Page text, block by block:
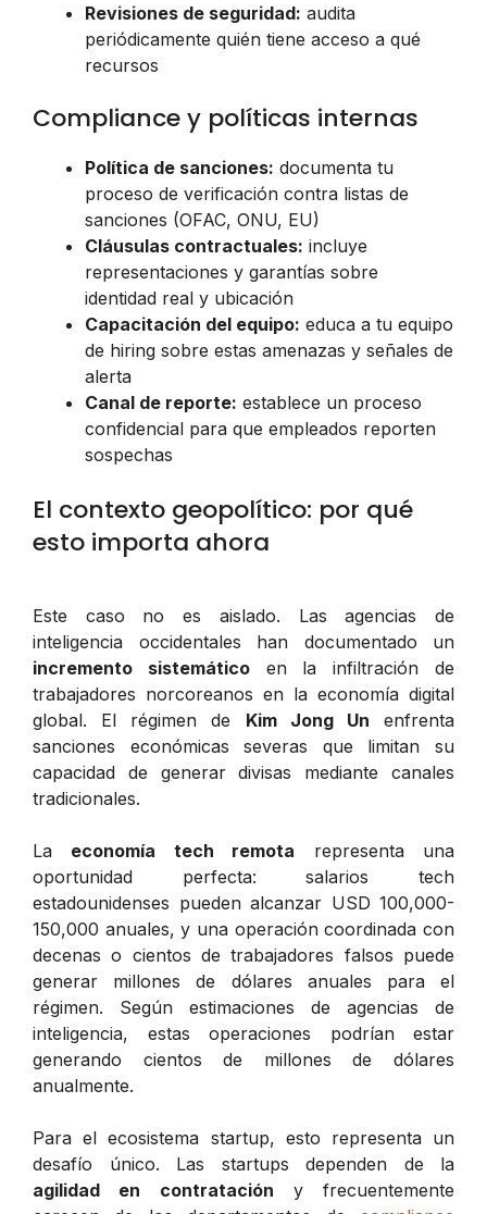
Revisiones de seguridad: audita
periódicamente quién tiene acceso a qué
recursos
Compliance y políticas internas
Política de sanciones: documenta tu
proceso de verificación contra listas de
sanciones (OFAC, ONU, EU)
Cláusulas contractuales: incluye
representaciones y garantías sobre
identidad real y ubicación
Capacitación del equipo: educa a tu equipo
de hiring sobre estas amenazas y señales de
alerta
Canal de reporte: establece un proceso
confidencial para que empleados reporten
sospechas
El contexto geopolítico: por qué
esto importa ahora
Este caso no es aislado. Las agencias de
inteligencia occidentales han documentado un
incremento sistemáticoen la infiltración de
trabajadores norcoreanos en la economía digital
global. El régimen de Kim Jong Un enfrenta
sanciones económicas severas que limitan su
capacidad de generar divisas mediante canales
tradicionales.
La economía tech remota representa una
oportunidad perfecta: salarios tech
estadounidenses pueden alcanzar USD 100,000-
150,000 anuales, y una operación coordinada con
decenas o cientos de trabajadores falsos puede
generar millones de dólares anuales para el
régimen. Según estimaciones de agencias de
inteligencia, estas operaciones podrían estar
generando cientos de millones de dólares
anualmente.
Para el ecosistema startup, esto representa un
desafío único. Las startups dependen de la
agilidad en contratación y frecuentemente